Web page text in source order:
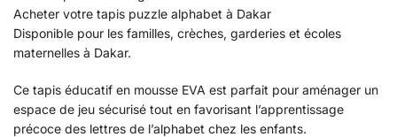
Acheter votre tapis puzzle alphabet à Dakar
Disponible pour les familles, crèches, garderies et écoles
maternelles à Dakar.
Ce tapis éducatif en mousse EVA est parfait pour aménager un
espace de jeu sécurisé tout en favorisant l’apprentissage
précoce des lettres de l’alphabet chez les enfants.